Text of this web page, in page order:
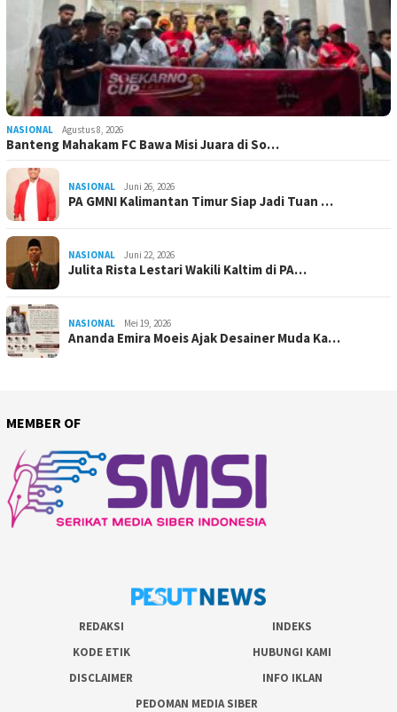
NASIONAL Agustus 8, 2026
Banteng Mahakam FC Bawa Misi Juara di So…
NASIONAL Juni 26, 2026
PA GMNI Kalimantan Timur Siap Jadi Tuan …
NASIONAL Juni 22, 2026
Julita Rista Lestari Wakili Kaltim di PA…
NASIONAL Mei 19, 2026
Ananda Emira Moeis Ajak Desainer Muda Ka…
MEMBER OF
REDAKSI
INDEKS
KODE ETIK
HUBUNGI KAMI
DISCLAIMER
INFO IKLAN
PEDOMAN MEDIA SIBER